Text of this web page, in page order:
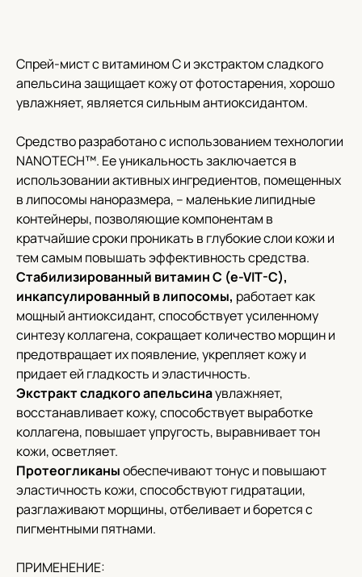
Спрей-мист с витамином С и экстрактом сладкого
апельсина защищает кожу от фотостарения, хорошо
увлажняет, является сильным антиоксидантом.
Средство разработано с использованием технологии
NANOTECH™. Ее уникальность заключается в
использовании активных ингредиентов, помещенных
в липосомы наноразмера, – маленькие липидные
контейнеры, позволяющие компонентам в
кратчайшие сроки проникать в глубокие слои кожи и
тем самым повышать эффективность средства.
Стабилизированный витамин С (e-VIT-C),
инкапсулированный в липосомы, работает как
мощный антиоксидант, способствует усиленному
синтезу коллагена, сокращает количество морщин и
предотвращает их появление, укрепляет кожу и
придает ей гладкость и эластичность.
Экстракт сладкого апельсинаувлажняет,
восстанавливает кожу, способствует выработке
коллагена, повышает упругость, выравнивает тон
кожи, осветляет.
Протеогликаныобеспечивают тонус и повышают
эластичность кожи, способствуют гидратации,
разглаживают морщины, отбеливает и борется с
пигментными пятнами.
ПРИМЕНЕНИЕ:
Соц. сети
О нас
Доставка